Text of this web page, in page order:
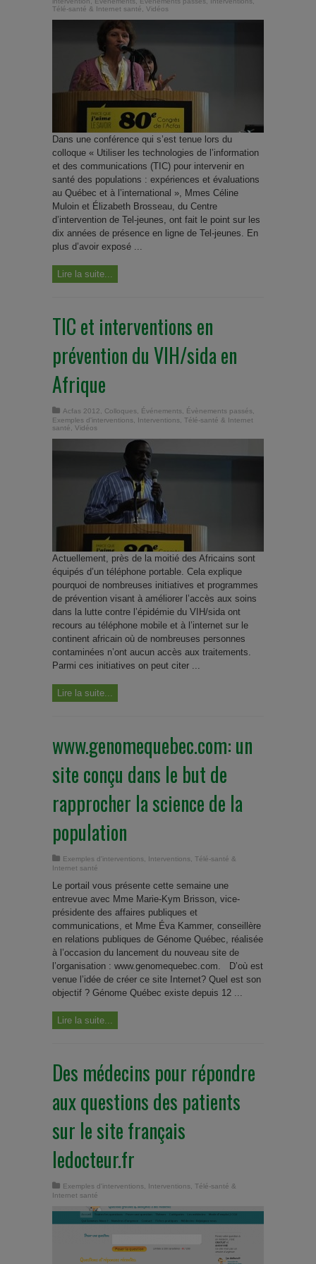
Télé-santé & Internet santé
Vidéos
Dans une conférence qui s’est tenue lors du
colloque « Utiliser les technologies de l’information
et des communications (TIC) pour intervenir en
santé des populations : expériences et évaluations
au Québec et à l’international », Mmes Céline
Muloin et Élizabeth Brosseau, du Centre
d’intervention de Tel-jeunes, ont fait le point sur les
dix années de présence en ligne de Tel-jeunes. En
plus d’avoir exposé ...
Lire la suite...
TIC et interventions en
prévention du VIH/sida en
Afrique
Acfas 2012 Colloques Événements Évènements passés
Exemples d'interventions
Interventions Télé-santé & Internet
santé
Vidéos
Actuellement, près de la moitié des Africains sont
équipés d’un téléphone portable. Cela explique
pourquoi de nombreuses initiatives et programmes
de prévention visant à améliorer l’accès aux soins
dans la lutte contre l’épidémie du VIH/sida ont
recours au téléphone mobile et à l’internet sur le
continent africain où de nombreuses personnes
contaminées n’ont aucun accès aux traitements.
Parmi ces initiatives on peut citer ...
Lire la suite...
www.genomequebec.com: un
site conçu dans le but de
rapprocher la science de la
population
Exemples d'interventions Interventions Télé-santé &
Internet santé
Le portail vous présente cette semaine une
entrevue avec Mme Marie-Kym Brisson, vice-
présidente des affaires publiques et
communications, et Mme Éva Kammer, conseillère
en relations publiques de Génome Québec, réalisée
à l’occasion du lancement du nouveau site de
l’organisation : www.genomequebec.com. D’où est
venue l’idée de créer ce site Internet? Quel est son
objectif ? Génome Québec existe depuis 12 ...
Lire la suite...
Des médecins pour répondre
aux questions des patients
sur le site français
ledocteur.fr
Exemples d'interventions Interventions Télé-santé &
Internet santé